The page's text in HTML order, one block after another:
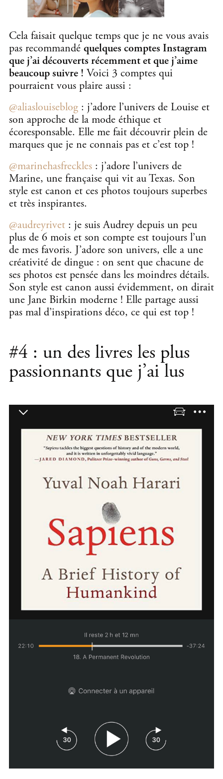
Cela faisait quelque temps que je ne vous avais
pas recommandé quelques comptes Instagram
que j’ai découverts récemment et que j’aime
beaucoup suivre ! Voici 3 comptes qui
pourraient vous plaire aussi :
@aliaslouiseblog : j’adore l’univers de Louise et
son approche de la mode éthique et
écoresponsable. Elle me fait découvrir plein de
marques que je ne connais pas et c’est top !
@marinehasfreckles : j’adore l’univers de
Marine, une française qui vit au Texas. Son
style est canon et ces photos toujours superbes
et très inspirantes.
@audreyrivet : je suis Audrey depuis un peu
plus de 6 mois et son compte est toujours l’un
de mes favoris. J’adore son univers, elle a une
créativité de dingue : on sent que chacune de
ses photos est pensée dans les moindres détails.
Son style est canon aussi évidemment, on dirait
une Jane Birkin moderne ! Elle partage aussi
pas mal d’inspirations déco, ce qui est top !
#4 : un des livres les plus
passionnants que j’ai lus